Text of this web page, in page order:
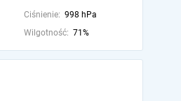
Ciśnienie: 998 hPa
Wilgotność: 71%